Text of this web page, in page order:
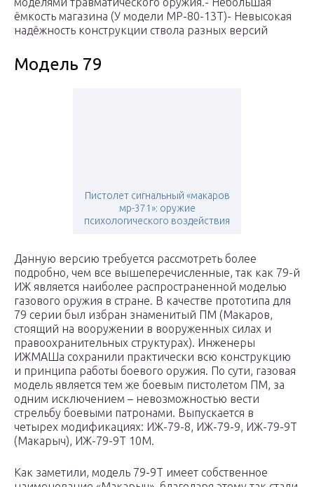
ёмкость магазина (У модели МР-80-13Т)- Невысокая
надёжность конструкции ствола разных версий
Модель 79
Пистолет сигнальный «макаров
мр-371»: оружие
психологического воздействия
Данную версию требуется рассмотреть более
подробно, чем все вышеперечисленные, так как 79-й
ИЖ является наиболее распространенной моделью
газового оружия в стране. В качестве прототипа для
79 серии был избран знаменитый ПМ (Макаров,
стоящий на вооружении в вооруженных силах и
правоохранительных структурах). Инженеры
ИЖМАШа сохранили практически всю конструкцию
и принципа работы боевого оружия. По сути, газовая
модель является тем же боевым пистолетом ПМ, за
одним исключением – невозможностью вести
стрельбу боевыми патронами. Выпускается в
четырех модификациях: ИЖ-79-8, ИЖ-79-9, ИЖ-79-9Т
(Макарыч), ИЖ-79-9Т 10М.
Как заметили, модель 79-9Т имеет собственное